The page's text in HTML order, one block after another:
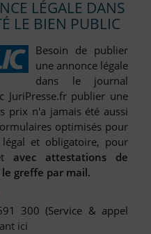
Légales
d'Annonces Légales
LÉGALE DANS
LE BIEN PUBLIC
Besoin de publier
une annonce légale
dans le journal
JuriPresse.fr publier une
prix n'a jamais été aussi
optimisés pour
et obligatoire, pour
avec attestations de
greffe par mail.
300 (Service & appel
ici